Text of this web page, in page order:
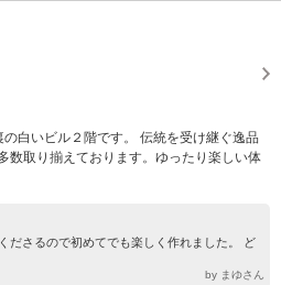
白いビル２階です。 伝統を受け継ぐ逸品
数取り揃えております。ゆったり楽しい体
ださるので初めてでも楽しく作れました。 ど
by まゆさん